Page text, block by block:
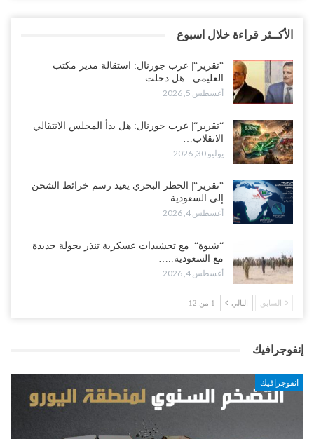
الأكــثر قراءة خلال اسبوع
“تقرير“| عرب جورنال: استقالة مدير مكتب
العليمي.. هل دخلت…
أغسطس 5, 2026
“تقرير“| عرب جورنال: هل بدأ المجلس الانتقالي
الانقلاب…
يوليو 30, 2026
“تقرير“| الحظر البحري يعيد رسم خرائط الشحن
إلى السعودية..…
أغسطس 4, 2026
“شبوة“| مع تحشيدات عسكرية تنذر بجولة جديدة
مع السعودية..…
أغسطس 4, 2026
السابق التالي 1 من 12
إنفوجرافيك
انفوجرافيك